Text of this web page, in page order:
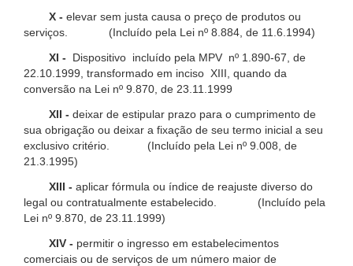
X - elevar sem justa causa o preço de produtos ou
serviços. (Incluído pela Lei nº 8.884, de 11.6.1994)
XI -
Dispositivo incluído pela MPV nº 1.890-67, de
22.10.1999, transformado em inciso XIII, quando da
conversão na Lei nº 9.870, de 23.11.1999
XII - deixar de estipular prazo para o cumprimento de
sua obrigação ou deixar a fixação de seu termo inicial a seu
exclusivo critério. (Incluído pela Lei nº 9.008, de
21.3.1995)
XIII - aplicar fórmula ou índice de reajuste diverso do
legal ou contratualmente estabelecido. (Incluído pela
Lei nº 9.870, de 23.11.1999)
XIV - permitir o ingresso em estabelecimentos
comerciais ou de serviços de um número maior de